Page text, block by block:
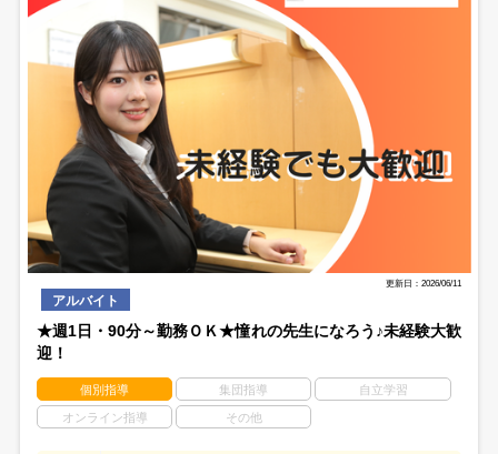
更新日：2026/06/11
アルバイト
★週1日・90分～勤務ＯＫ★憧れの先生になろう♪未経験大歓
迎！
個別指導 集団指導 自立学習
オンライン指導 その他